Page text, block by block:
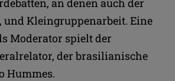
Kleingruppenarbeit. Eine
Moderator spielt der
der brasilianische
Hummes.